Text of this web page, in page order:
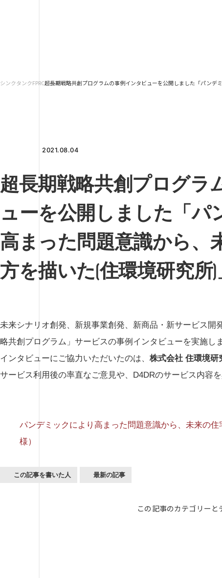
シンクタンクFPRC超長期戦略共創プログラムの事例インタビューを公開しました「パンデ
2021.08.04
超長期戦略共創プログラ
ューを公開しました「パ
高まった問題意識から、
方を描いた(住環境研究所)
未来シナリオ創発、新規事業創発、新商品・新サービス開
略共創プログラム」サービスの事例インタビューを実施し
インタビューにご協力いただいたのは、 株式会社 住環境研
サービス利用後の率直なご意見や、D4DRのサービス内容
パンデミックにより高まった問題意識から、未来の
様）
この記事を書いた人 最新の記事
この記事のカテゴリーと